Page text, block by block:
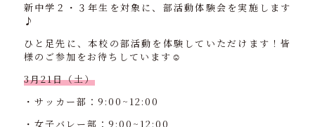
新中学２・３年生を対象に、部活動体験会を実施します
♪
ひと足先に、本校の部活動を体験していただけます！皆
様のご参加をお待ちしています☺️
3月21日（土）
・サッカー部：9:00~12:00
・女子バレー部：9:00~12:00